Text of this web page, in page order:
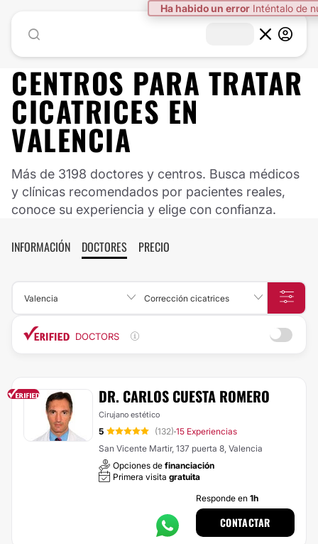
Ha habido un error Inténtalo de
CENTROS PARA TRATAR
CICATRICES EN
VALENCIA
Más de 3198 doctores y centros. Busca médicos
y clínicas recomendados por pacientes reales,
conoce su experiencia y elige con confianza.
INFORMACIÓN DOCTORES PRECIO
Valencia Corrección cicatrices
DOCTORS
DR. CARLOS CUESTA ROMERO
Cirujano estético
5 (132)·15 Experiencias
San Vicente Martir, 137 puerta 8, Valencia
Opciones de financiación
Primera visita gratuita
Responde en 1h
CONTACTAR